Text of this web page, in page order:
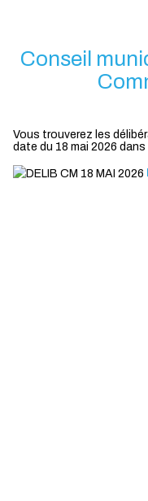
Conseil
Vous trouverez les
date du 18 mai 2026